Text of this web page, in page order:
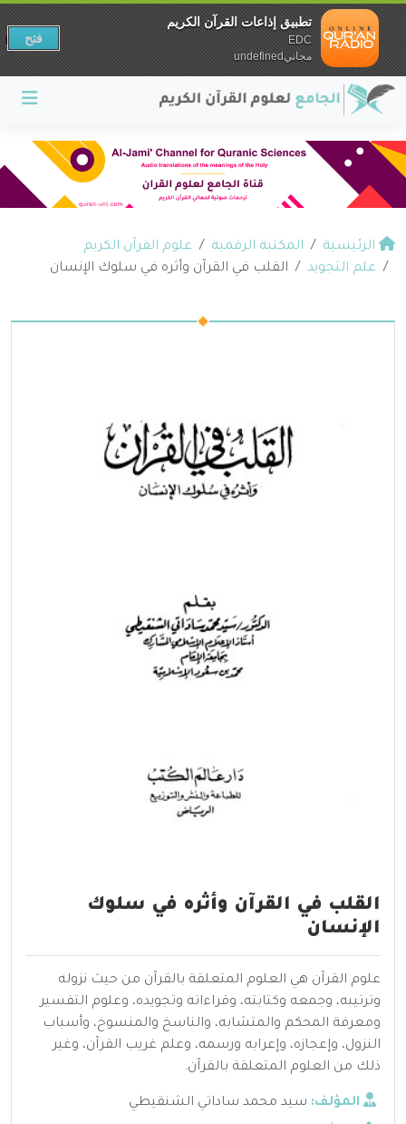
الرئيسية المكتبة الرقمية
علوم القرآن الكريم
علم التجويد
القلب في القرآن وأثره في سلوك الإنسان
القلب في القرآن وأثره في سلوك
الإنسان
علوم القرآن هي العلوم المتعلقة بالقرآن من حيث نزوله
وترتيبه، وجمعه وكتابته، وقراءاته وتجويده، وعلوم التفسير
ومعرفة المحكم والمتشابه، والناسخ والمنسوخ، وأسباب
النزول، وإعجازه، وإعرابه ورسمه، وعلم غريب القرآن، وغير
ذلك من العلوم المتعلقة بالقرآن.
المؤلف: سيد محمد ساداتي الشنقيطي
تطبيق إذاعات القرآن الكريم
EDC
مجانيundefined
فتح